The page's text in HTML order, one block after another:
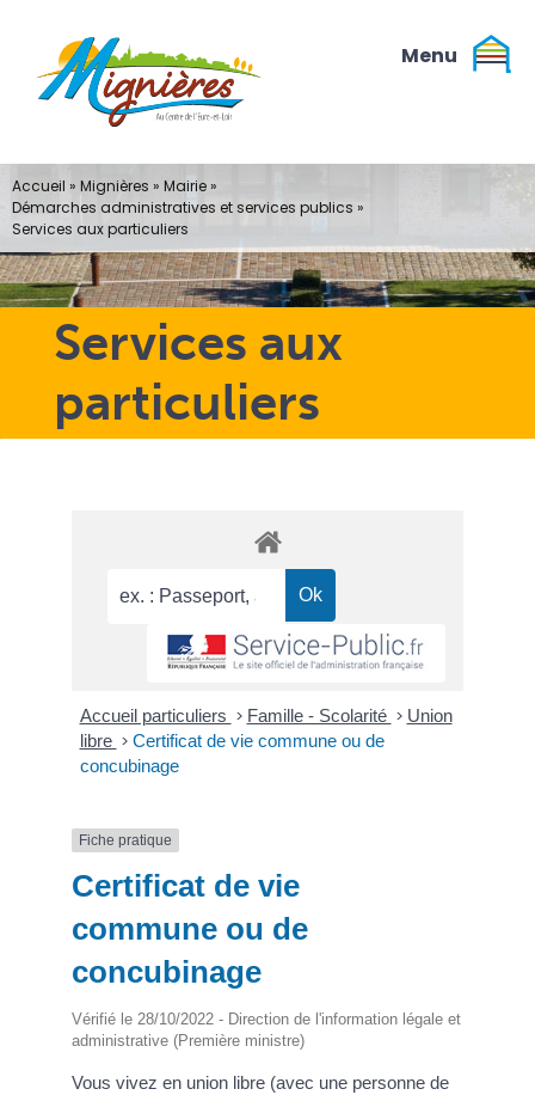
contenu
Services aux
particuliers
Accueil » Mignières » Mairie»
Démarches administratives et services publics »
Services aux particuliers
Accueil particuliers > Famille - Scolarité > Union
libre > Certificat de vie commune ou de
concubinage
Fiche pratique
Certificat de vie
commune ou de
concubinage
Vérifié le 28/10/2022 - Direction de l'information légale et
administrative (Première ministre)
Vous vivez en union libre (avec une personne de